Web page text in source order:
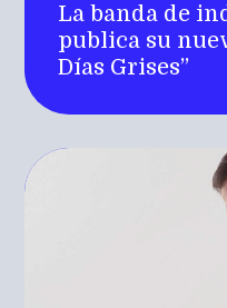
La banda de
publica su
Días Grises”